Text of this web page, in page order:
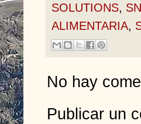
SOLUTIONS,
ALIMENTARIA,
No hay
Publicar un